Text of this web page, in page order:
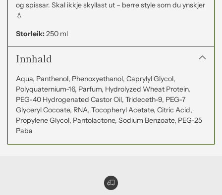
og spissar. Skal ikkje skyllast ut – berre style som du ynskjer
💧
Storleik:250 ml
Innhald
Aqua, Panthenol, Phenoxyethanol, Caprylyl Glycol,
Polyquaternium-16, Parfum, Hydrolyzed Wheat Protein,
PEG-40 Hydrogenated Castor Oil, Trideceth-9, PEG-7
Glyceryl Cocoate, RNA, Tocopheryl Acetate, Citric Acid,
Propylene Glycol, Pantolactone, Sodium Benzoate, PEG-25
Paba